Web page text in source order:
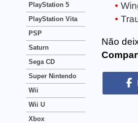
Não
PlayStation 5
PlayStation Vita
PSP
Saturn
Sega CD
Super Nintendo
Wii
Wii U
Xbox